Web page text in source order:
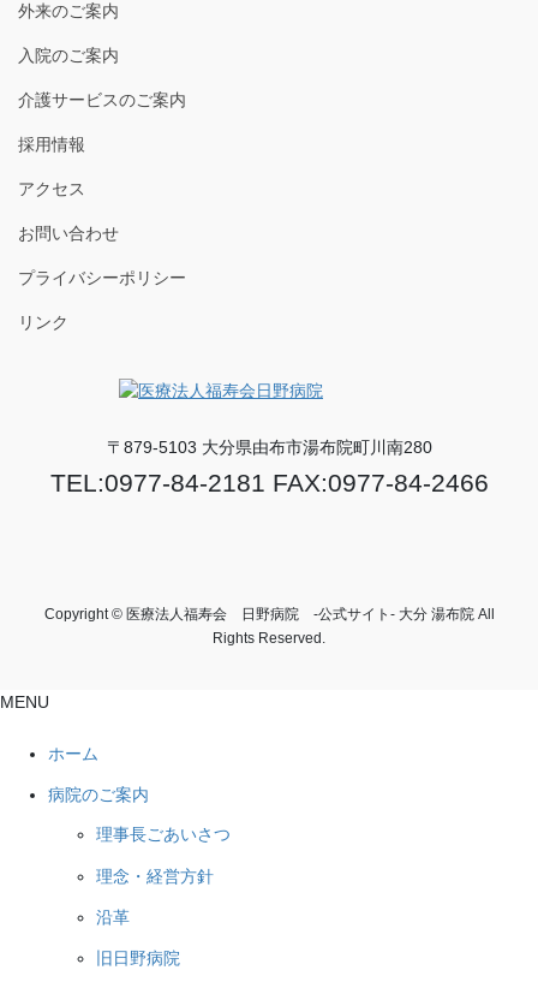
外来のご案内
入院のご案内
介護サービスのご案内
採用情報
アクセス
お問い合わせ
プライバシーポリシー
リンク
〒879-5103 大分県由布市湯布院町川南280
TEL:0977-84-2181 FAX:0977-84-2466
Copyright © 医療法人福寿会 日野病院 -公式サイト- 大分 湯布院 All
Rights Reserved.
MENU
ホーム
病院のご案内
理事長ごあいさつ
理念・経営方針
沿革
旧日野病院